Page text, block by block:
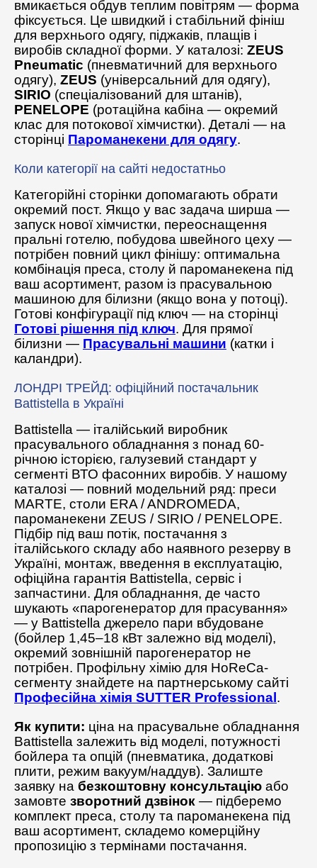
вмикається обдув теплим повітрям — форма
фіксується. Це швидкий і стабільний фініш
для верхнього одягу, піджаків, плащів і
виробів складної форми. У каталозі: ZEUS
Pneumatic (пневматичний для верхнього
одягу), ZEUS (універсальний для одягу),
SIRIO (спеціалізований для штанів),
PENELOPE (ротаційна кабіна — окремий
клас для потокової хімчистки). Деталі — на
сторінці Пароманекени для одягу.
Коли категорії на сайті недостатньо
Категорійні сторінки допомагають обрати
окремий пост. Якщо у вас задача ширша —
запуск нової хімчистки, переоснащення
пральні готелю, побудова швейного цеху —
потрібен повний цикл фінішу: оптимальна
комбінація преса, столу й пароманекена під
ваш асортимент, разом із прасувальною
машиною для білизни (якщо вона у потоці).
Готові конфігурації під ключ — на сторінці
Готові рішення під ключ. Для прямої
білизни — Прасувальні машини (катки і
каландри).
ЛОНДРІ ТРЕЙД: офіційний постачальник
Battistella в Україні
Battistella — італійський виробник
прасувального обладнання з понад 60-
річною історією, галузевий стандарт у
сегменті ВТО фасонних виробів. У нашому
каталозі — повний модельний ряд: преси
MARTE, столи ERA / ANDROMEDA,
пароманекени ZEUS / SIRIO / PENELOPE.
Підбір під ваш потік, постачання з
італійського складу або наявного резерву в
Україні, монтаж, введення в експлуатацію,
офіційна гарантія Battistella, сервіс і
запчастини. Для обладнання, де часто
шукають «парогенератор для прасування»
— у Battistella джерело пари вбудоване
(бойлер 1,45–18 кВт залежно від моделі),
окремий зовнішній парогенератор не
потрібен. Профільну хімію для HoReCa-
сегменту знайдете на партнерському сайті
Професійна хімія SUTTER Professional .
Як купити: ціна на прасувальне обладнання
Battistella залежить від моделі, потужності
бойлера та опцій (пневматика, додаткові
плити, режим вакуум/наддув). Залиште
заявку на безкоштовну консультацію або
замовте зворотний дзвінок — підберемо
комплект преса, столу та пароманекена під
ваш асортимент, складемо комерційну
пропозицію з термінами постачання.